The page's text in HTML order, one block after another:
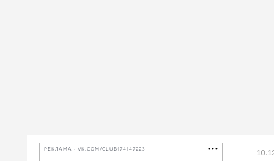
РЕКЛАМА • VK.COM/CLUB174147223